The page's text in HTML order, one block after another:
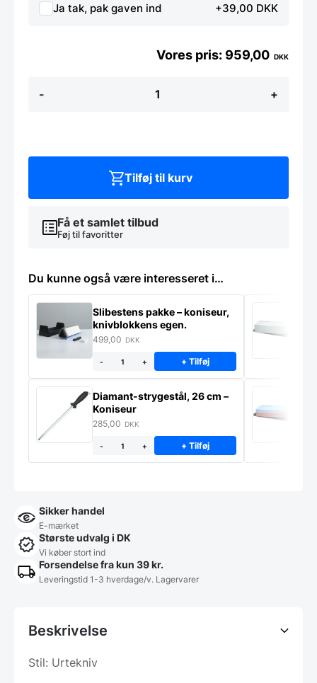
Ja tak, pak gaven ind +39,00 DKK
-
Shun
cm
+
959,00 DKK
Få et samlet tilbud
Føj til favoritter
Tilføj til kurv
Du kunne også være interesseret i…
Slibestens pakke – koniseur,
knivblokkens egen.
499,00 DKK
- + + Tilføj
Diamant-strygestål, 26 cm –
Koniseur
285,00 DKK
- + + Tilføj
Sikker handel
E-mærket
Største udvalg i DK
Vi køber stort ind
Forsendelse fra kun 39 kr.
Leveringstid 1-3 hverdage/v. Lagervarer
Beskrivelse
Stil: Urtekniv